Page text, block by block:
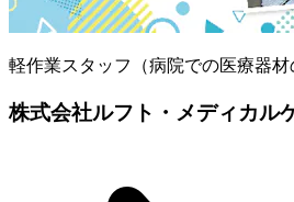
軽作業スタッフ（病院での医療器材
株式会社ルフト・メディカル